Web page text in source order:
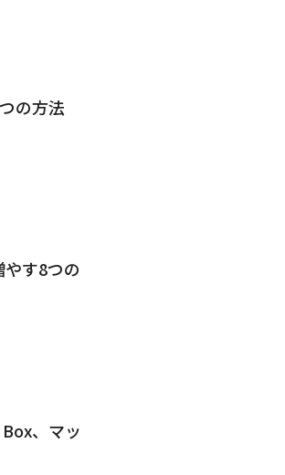
の方法
す8つの
、マッ